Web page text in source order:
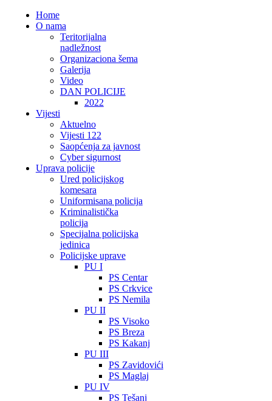
Home
O nama
Teritorijalna
nadležnost
Organizaciona šema
Galerija
Video
DAN POLICIJE
2022
Vijesti
Aktuelno
Vijesti 122
Saopćenja za javnost
Cyber sigurnost
Uprava policije
Ured policijskog
komesara
Uniformisana policija
Kriminalistička
policija
Specijalna policijska
jedinica
Policijske uprave
PU I
PS Centar
PS Crkvice
PS Nemila
PU II
PS Visoko
PS Breza
PS Kakanj
PU III
PS Zavidovići
PS Maglaj
PU IV
PS Tešanj